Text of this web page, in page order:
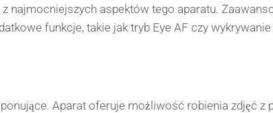
najmocniejszych aspektów tego aparatu.
funkcje, takie jak tryb Eye AF czy
Aparat oferuje możliwość robienia zdjęć z